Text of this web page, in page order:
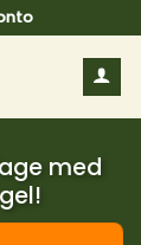
med